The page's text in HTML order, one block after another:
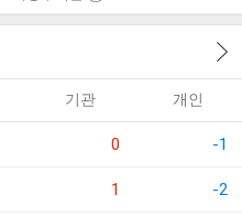
기관 개인
0 -1
1 -2